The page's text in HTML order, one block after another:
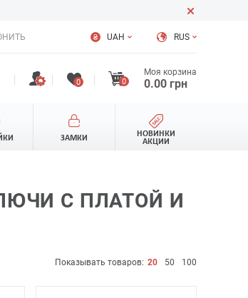
UAH RUS
0 0
Моя корзина
0.00 грн
ЗАМКИ
НОВИНКИ
АКЦИИ
С ПЛАТОЙ И
Показывать товаров: 20 50 100